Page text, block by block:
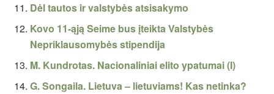
Dėl tautos ir valstybės atsisakymo
Kovo 11-ąją Seime bus įteikta Valstybės
Nepriklausomybės stipendija
M. Kundrotas. Nacionaliniai elito ypatumai (I)
G. Songaila. Lietuva – lietuviams! Kas netinka?